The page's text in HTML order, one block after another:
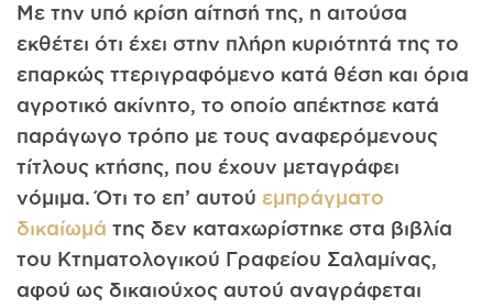
Με την υπό κρίση αίτησή της, η αιτούσα
εκθέτει ότι έχει στην πλήρη κυριότητά της το
επαρκώς ττεριγραφόμενο κατά θέση και όρια
αγροτικό ακίνητο, το οποίο απέκτησε κατά
παράγωγο τρόπο με τους αναφερόμενους
τίτλους κτήσης, που έχουν μεταγράφει
νόμιμα. Ότι το επ’ αυτού εμπράγματο
δικαίωμά της δεν καταχωρίστηκε στα βιβλία
του Κτηματολογικού Γραφείου Σαλαμίνας,
αφού ως δικαιούχος αυτού αναγράφεται